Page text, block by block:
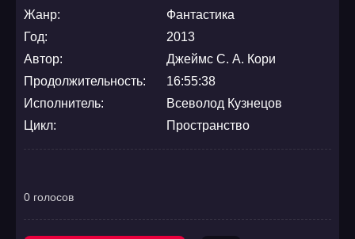
Жанр:
Фантастика
Год:
2013
Автор:
Джеймс С. А. Кори
Продолжительность:
16:55:38
Исполнитель:
Всеволод Кузнецов
Цикл:
Пространство
0 голосов